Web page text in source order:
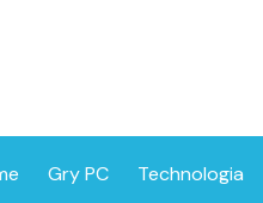
Gry PC Technologia